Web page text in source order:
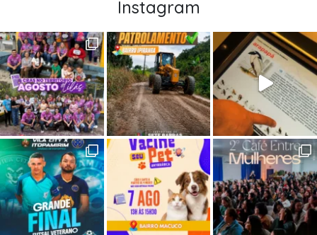
Instagram